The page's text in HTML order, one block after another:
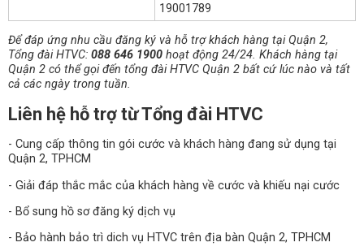
19001789
Để đáp ứng nhu cầu đăng ký và hỗ trợ khách hàng tại Quận 2,
Tổng đài HTVC: 088 646 1900 hoạt động 24/24. Khách hàng tại
Quận 2 có thể gọi đến tổng đài HTVC Quận 2 bất cứ lúc nào và tất
cả các ngày trong tuần.
Liên hệ hỗ trợ từ Tổng đài HTVC
- Cung cấp thông tin gói cước và khách hàng đang sử dụng tại
Quận 2, TPHCM
- Giải đáp thắc mắc của khách hàng về cước và khiếu nại cước
- Bổ sung hồ sơ đăng ký dịch vụ
- Bảo hành bảo trì dich vụ HTVC trên địa bàn Quận 2, TPHCM